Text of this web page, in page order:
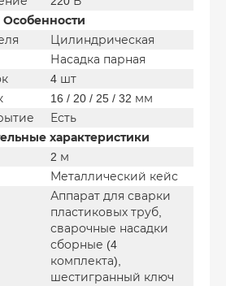
Особенности
Цилиндрическая
Насадка парная
4 шт
16 / 20 / 25 / 32 мм
Есть
характеристики
2 м
Металлический кейс
Аппарат для сварки
пластиковых труб,
сварочные насадки
сборные (4
комплекта),
шестигранный ключ